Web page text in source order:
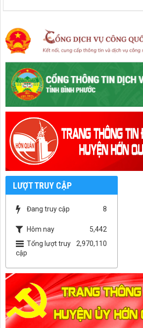
LƯỢT TRUY CẬP
Đang truy cập 8
Hôm nay
5,442
Tổng lượt truy
cập
2,970,110